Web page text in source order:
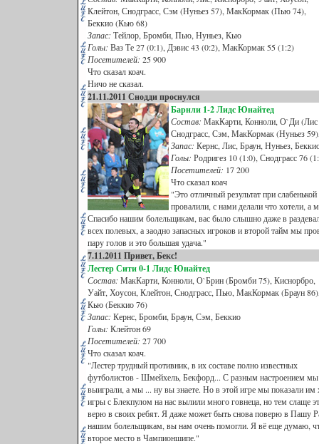
Клейтон, Снодграсс, Сэм (Нуньез 57), МакКормак (Пью 74),
Беккио (Кью 68)
Запас: Тейлор, Бромби, Пью, Нуньез, Кью
Голы: Ваз Те 27 (0:1), Дэвис 43 (0:2), МакКормак 55 (1:2)
Посетителей: 25 900
Что сказал коач.
Ничо не сказал.
21.11.2011 Снодди проснулся
Барнли 1-2 Лидс Юнайтед
Состав: МакКарти, Конноли, О`Ди (Лис
Снодграсс, Сэм, МакКормак (Нуньез
Запас: Кернс, Лис, Браун, Нуньез,
Голы: Родригез 10 (1:0), Снодграсс 76
Посетителей: 17 200
Что сказал коач
"Это отличный результат при
провалили, с нами делали что хотели, а
Спасибо нашим болельщикам, вас было слышно даже в
всех полевых, а заодно запасных игроков и второй тайм мы
пару голов и это большая удача."
7.11.2011 Привет, Бекс!
Лестер Сити0-1 Лидс Юнайтед
Состав: МакКарти, Конноли, О`Брин (Бромби 75), Киснорбро,
Уайт, Хоусон, Клейтон, Снодграсс, Пью, МакКормак (Браун
Кью (Беккио 76)
Запас: Кернс, Бромби, Браун, Сэм, Беккио
Голы: Клейтон 69
Посетителей: 27 700
Что сказал коач.
"Лестер трудный противник, в их составе полно известных
футболистов - Шмейхель, Бекфорд... С разным настроением
выиграли, а мы ... ну вы знаете. Но в этой игре мы показали им
игры с Блекпулом на нас вылили много говнеца, но тем слаще
верю в своих ребят. Я даже может быть снова поверю в Пашу
нашим болельщикам, вы нам очень помогли. Я вё еще думаю,
второе место в Чампионшипе."